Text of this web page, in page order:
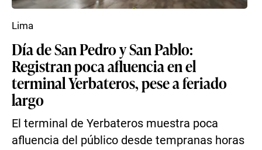
Día de San Pedro y San Pablo:
Registran poca afluencia en el
terminal Yerbateros, pese a feriado
largo
El terminal de Yerbateros muestra poca
afluencia del público desde tempranas horas
Lima